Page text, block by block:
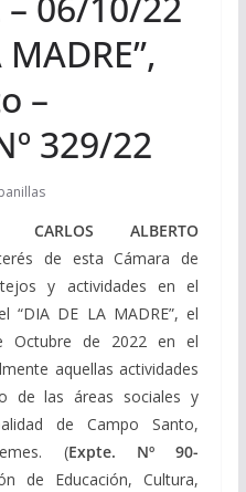
–
329/22
CARLOS ALBERTO
de esta Cámara de
y actividades en el
“DIA DE LA MADRE”, el
Octubre de 2022 en el
aquellas actividades
de las áreas sociales y
de Campo Santo,
(Expte. Nº 90-
de Educación, Cultura,